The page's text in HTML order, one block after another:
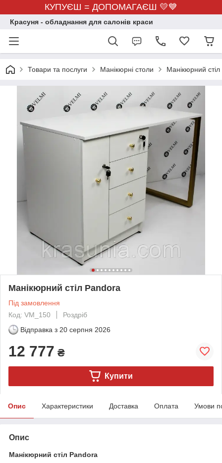
КУПУЄШ = ДОПОМАГАЄШ 💛💙
Красуня - обладнання для салонів краси
Товари та послуги Манікюрні столи Манікюрний
Манікюрний стіл Pandora
Під замовлення
Код: VM_150
Роздріб
Відправка з 20 серпня 2026
12 777 ₴
Купити
Опис Характеристики Доставка Оплата Умови
Опис
Манікюрний стіл Pandora